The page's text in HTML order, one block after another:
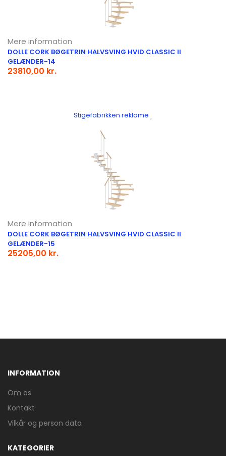
Mere information
DOLLE CORK BØGETRIN HALVSVING HVID CLASSIC II
GELÆNDER-14
23810,00 kr.
Stigefabrikken reklame
Mere information
DOLLE CORK BØGETRIN HALVSVING HVID CLASSIC II
GELÆNDER-15
25205,00 kr.
INFORMATION
Om os
Kontakt
Vilkår og person data
KATEGORIER